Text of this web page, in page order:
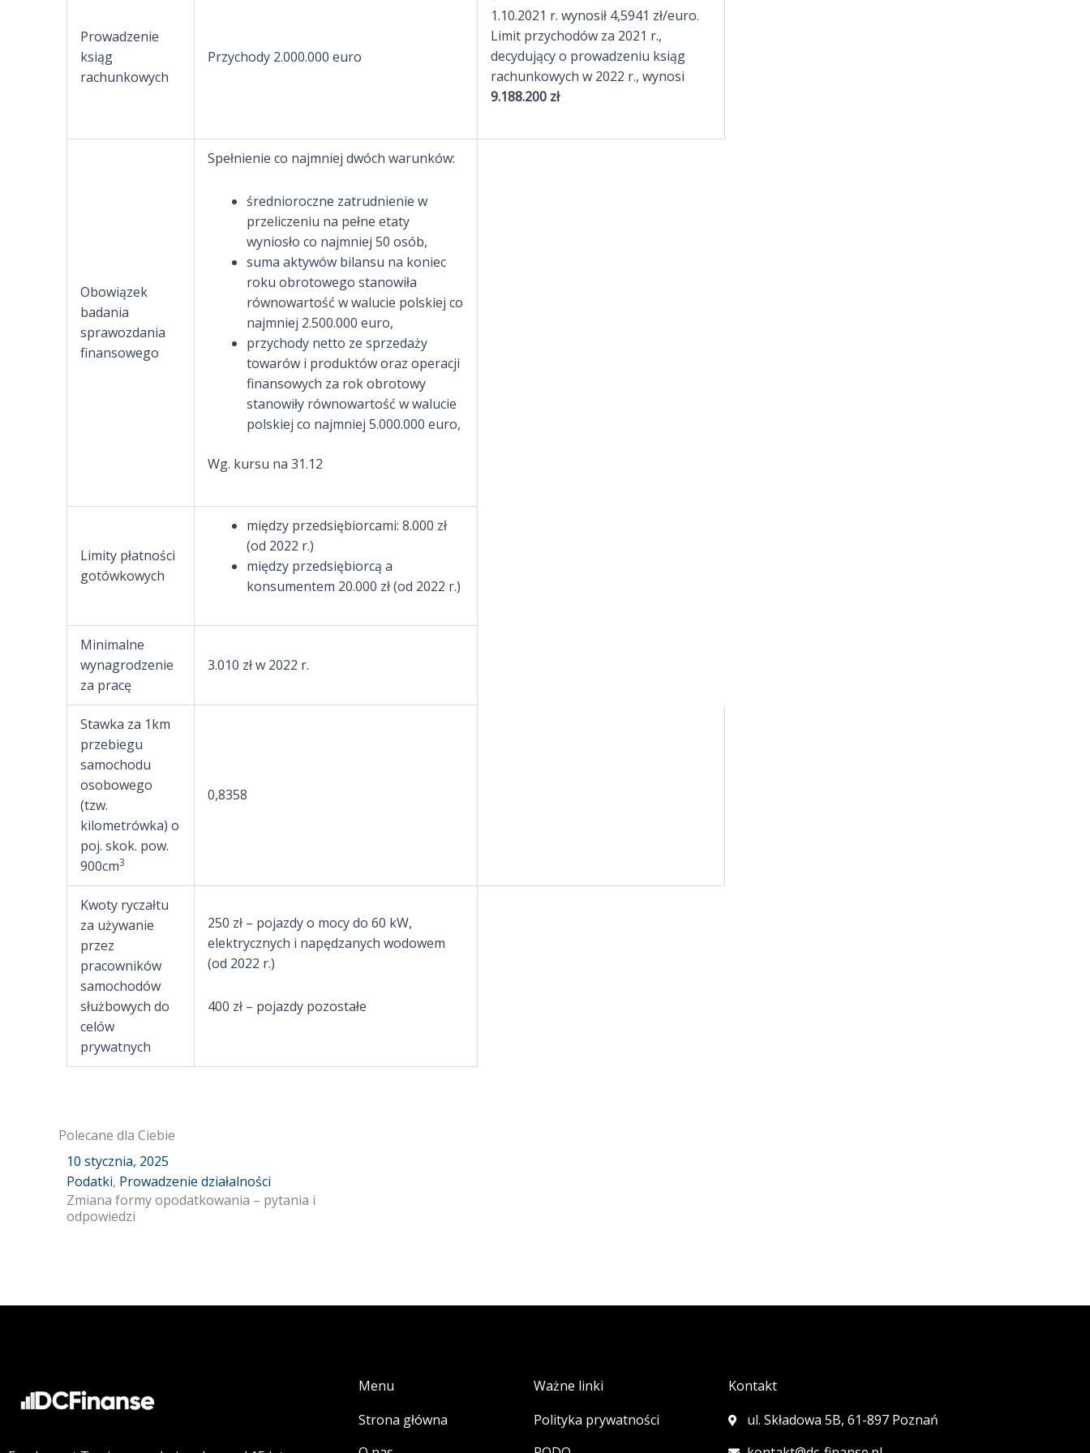
Prowadzenie
ksiąg
rachunkowych
Przychody 2.000.000 euro
1.10.2021 r. wynosił 4,5941 zł/euro.
Limit przychodów za 2021 r.,
decydujący o prowadzeniu ksiąg
rachunkowych w 2022 r., wynosi
9.188.200 zł
Obowiązek
badania
sprawozdania
finansowego
Spełnienie co najmniej dwóch warunków:
średnioroczne zatrudnienie w
przeliczeniu na pełne etaty
wyniosło co najmniej 50 osób,
suma aktywów bilansu na koniec
roku obrotowego stanowiła
równowartość w walucie polskiej co
najmniej 2.500.000 euro,
przychody netto ze sprzedaży
towarów i produktów oraz operacji
finansowych za rok obrotowy
stanowiły równowartość w walucie
polskiej co najmniej 5.000.000 euro,
Wg. kursu na 31.12
Limity płatności
gotówkowych
między przedsiębiorcami: 8.000 zł
(od 2022 r.)
między przedsiębiorcą a
konsumentem 20.000 zł (od 2022 r.)
Minimalne
wynagrodzenie
za pracę
3.010 zł w 2022 r.
Stawka za 1km
przebiegu
samochodu
osobowego
(tzw.
kilometrówka) o
poj. skok. pow.
900cm3
0,8358
Kwoty ryczałtu
za używanie
przez
pracowników
samochodów
służbowych do
celów
prywatnych
250 zł – pojazdy o mocy do 60 kW,
elektrycznych i napędzanych wodowem
(od 2022 r.)
400 zł – pojazdy pozostałe
Polecane dla Ciebie
10 stycznia, 2025
Podatki, Prowadzenie działalności
Zmiana formy opodatkowania – pytania i
odpowiedzi
Menu
Strona główna
Ważne linki
Polityka prywatności
Kontakt
ul. Składowa 5B, 61-897 Poznań